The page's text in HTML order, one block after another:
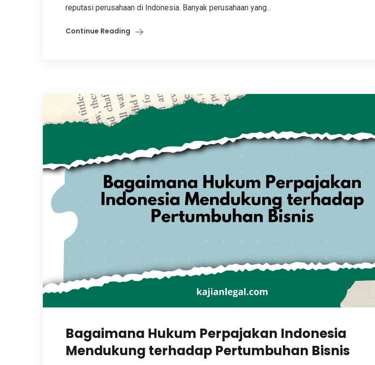
reputasi perusahaan di Indonesia. Banyak perusahaan yang...
Continue Reading
Bagaimana Hukum Perpajakan Indonesia
Mendukung terhadap Pertumbuhan Bisnis